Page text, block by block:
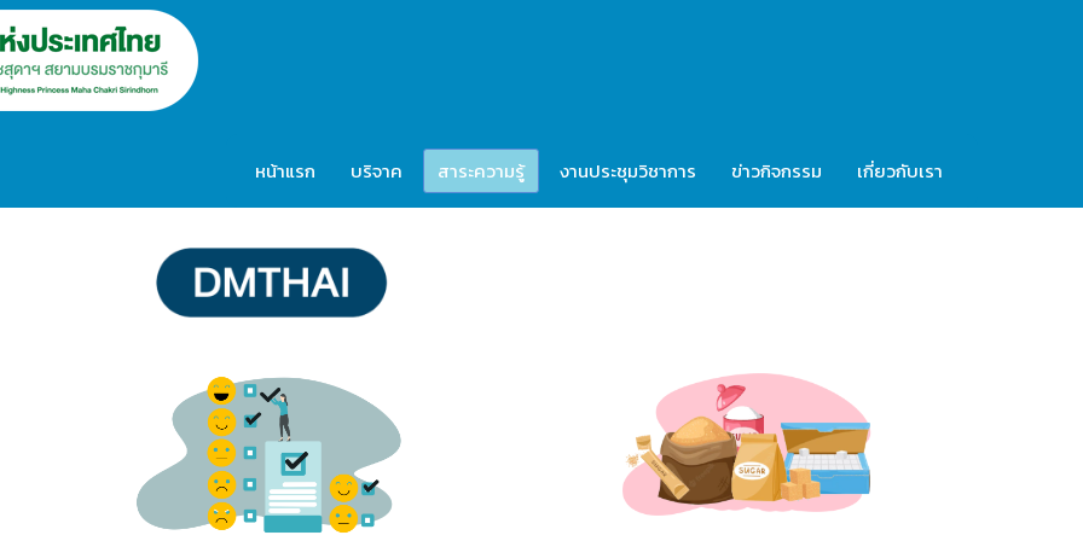
หน้าแรก บริจาค สาระความรู้ งานประชุมวิชาการ ข่าวกิจกรรม เกี่ยวกับเรา